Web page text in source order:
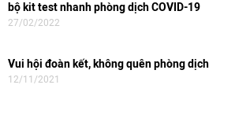
bộ kit test nhanh phòng dịch COVID-19
27/02/2022
Vui hội đoàn kết, không quên phòng dịch
12/11/2021